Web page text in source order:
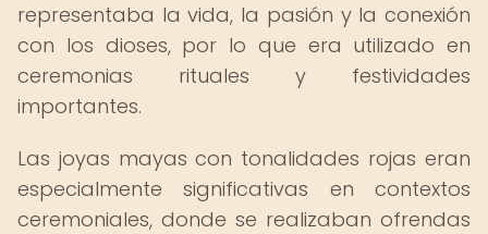
representaba la vida, la pasión y la conexión
con los dioses, por lo que era utilizado en
ceremonias rituales y festividades
importantes.
Las joyas mayas con tonalidades rojas eran
especialmente significativas en contextos
ceremoniales, donde se realizaban ofrendas